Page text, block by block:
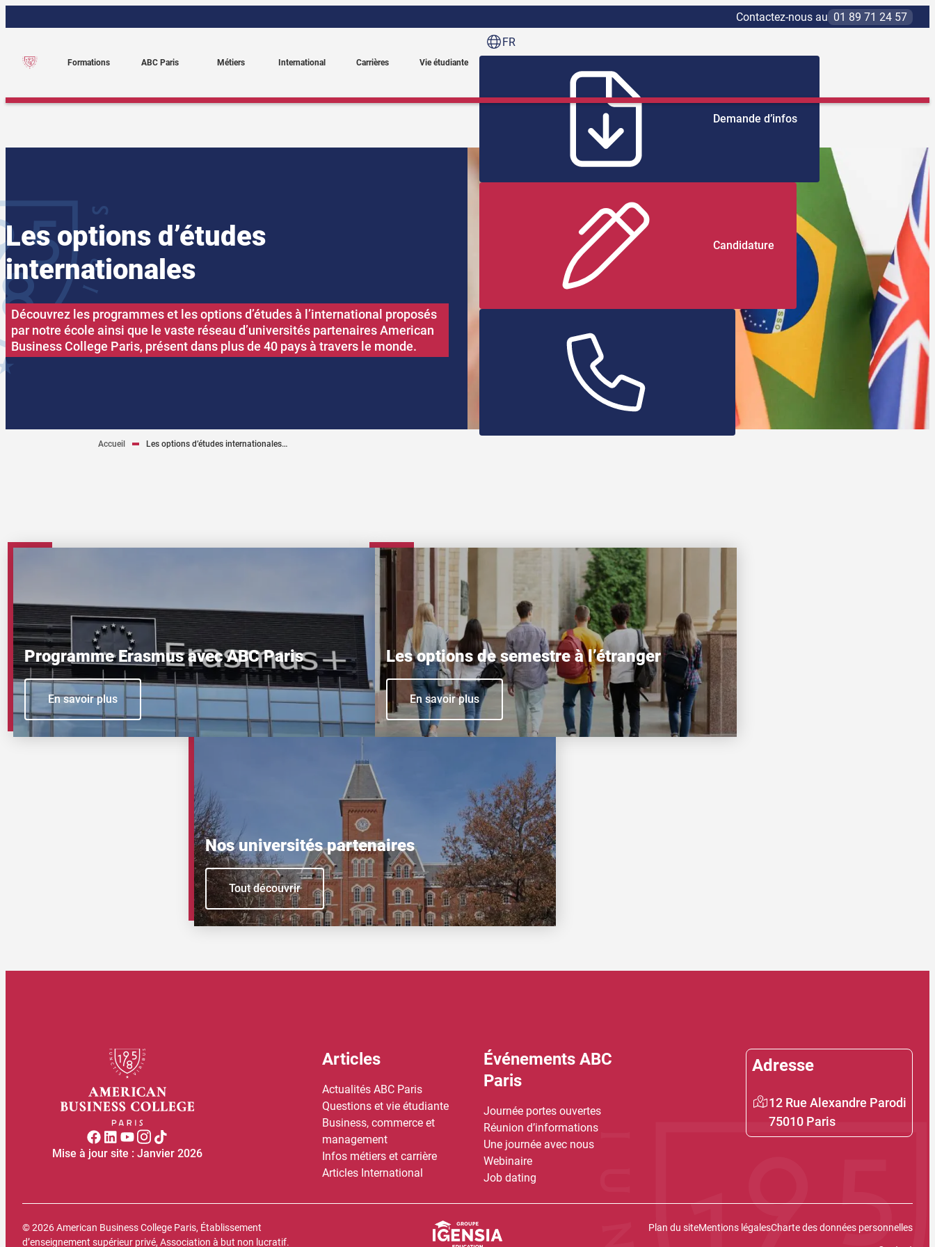
au
Contactez-nous au 01 89 71 24 57
Formations ABC Paris Métiers International Carrières Vie étudiante
FR
Demande d’infos
Candidature
Les options d’études
internationales
Découvrez les programmes et les options d’études à l’international proposés
par notre école ainsi que le vaste réseau d’universités partenaires American
Business College Paris, présent dans plus de 40 pays à travers le monde.
Accueil Les options d’études internationales…
Programme Erasmus avec ABC Paris
En savoir plus
Les options de semestre à l’étranger
En savoir plus
Nos universités partenaires
Tout découvrir
Mise à jour site : Janvier 2026
Articles
Actualités ABC Paris
Questions et vie étudiante
Business, commerce et
management
Infos métiers et carrière
Articles International
Événements ABC
Paris
Journée portes ouvertes
Réunion d’informations
Une journée avec nous
Webinaire
Job dating
Adresse
12 Rue Alexandre Parodi
75010 Paris
© 2026 American Business College Paris, Établissement
d’enseignement supérieur privé, Association à but non lucratif.
Plan du siteMentions légalesCharte des données personnelles